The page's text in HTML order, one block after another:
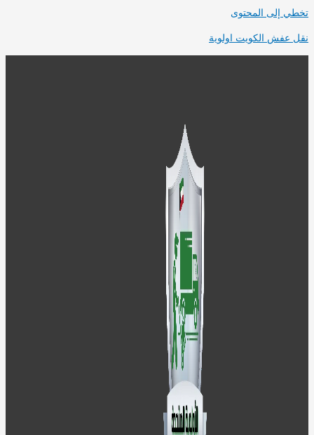
إلى المحتوى
عفش الكويت اولوية